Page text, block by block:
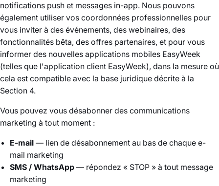
notifications push et messages in-app. Nous pouvons
également utiliser vos coordonnées professionnelles pour
vous inviter à des événements, des webinaires, des
fonctionnalités bêta, des offres partenaires, et pour vous
informer des nouvelles applications mobiles EasyWeek
(telles que l'application client EasyWeek), dans la mesure où
cela est compatible avec la base juridique décrite à la
Section 4.
Vous pouvez vous désabonner des communications
marketing à tout moment :
E-mail — lien de désabonnement au bas de chaque e-
mail marketing
SMS / WhatsApp — répondez « STOP » à tout message
marketing